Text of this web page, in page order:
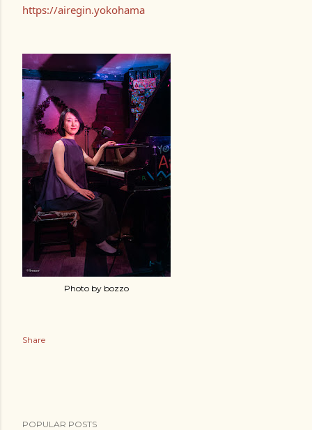
https://airegin.yokohama
Photo by bozzo
Share
POPULAR POSTS